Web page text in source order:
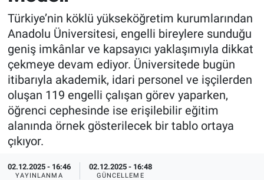
Türkiye’nin köklü yükseköğretim kurumlarından
Anadolu Üniversitesi, engelli bireylere sunduğu
geniş imkânlar ve kapsayıcı yaklaşımıyla dikkat
çekmeye devam ediyor. Üniversitede bugün
itibarıyla akademik, idari personel ve işçilerden
oluşan 119 engelli çalışan görev yaparken,
öğrenci cephesinde ise erişilebilir eğitim
alanında örnek gösterilecek bir tablo ortaya
çıkıyor.
02.12.2025 - 16:46
YAYINLANMA
02.12.2025 - 16:48
GÜNCELLEME
SİYASET
TEKNOLOJİ
EKONOMİ
SPOR
ASAYİŞ
Tüm Manşetler
Son Dakika Haberleri
Haber Arşivi